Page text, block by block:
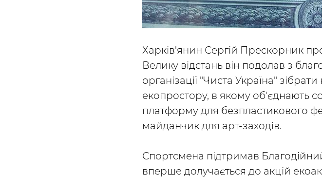
Харків'янин Сергій Прескорник
Велику відстань він подолав з
організації "Чиста Україна"
екопростору, в якому об'єднають
платформу для безпластикового
майданчик для арт-заходів.
Спортсмена підтримав
вперше долучається до акцій